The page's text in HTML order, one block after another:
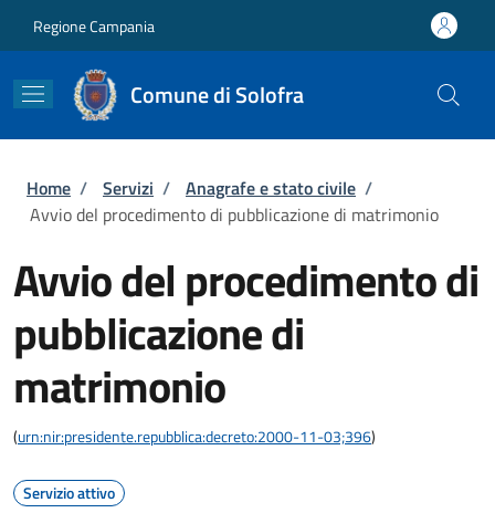
Regione Campania
Comune di Solofra
Briciole di pane
Home / Servizi / Anagrafe e stato civile /
Avvio del procedimento di pubblicazione di matrimonio
Avvio del procedimento di
pubblicazione di
matrimonio
(urn:nir:presidente.repubblica:decreto:2000-11-03;396)
Servizio attivo